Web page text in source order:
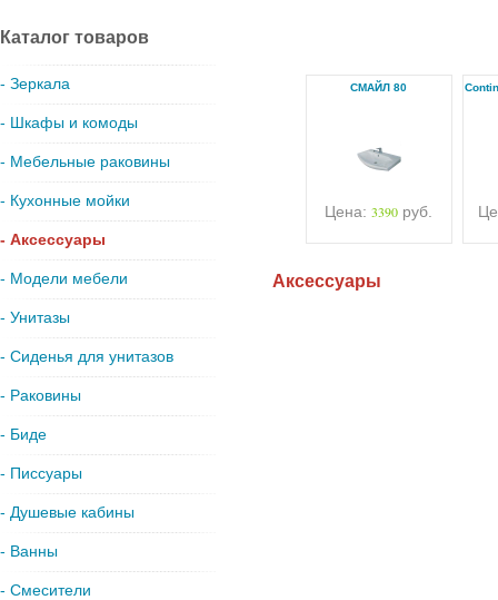
Каталог товаров
- Зеркала
- Шкафы и комоды
- Мебельные раковины
- Кухонные мойки
- Аксессуары
- Модели мебели
- Унитазы
- Сиденья для унитазов
- Раковины
- Биде
- Писсуары
- Душевые кабины
- Ванны
- Смесители
СМАЙЛ 80
Цена: 3390 руб.
Аксессуары